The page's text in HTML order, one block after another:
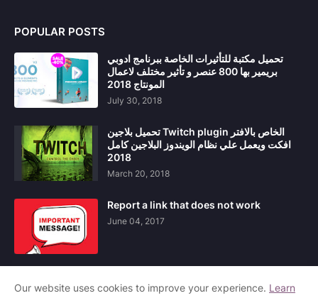
POPULAR POSTS
تحميل مكتبة للتأثيرات الخاصة ببرنامج ادوبي
بريمير بها 800 عنصر و تأثير مختلف لاعمال
المونتاج 2018
July 30, 2018
تحميل بلاجين Twitch plugin الخاص بالافتر
افكت ويعمل علي نظام الويندوز البلاجين كامل
2018
March 20, 2018
Report a link that does not work
June 04, 2017
Our website uses cookies to improve your experience. Learn